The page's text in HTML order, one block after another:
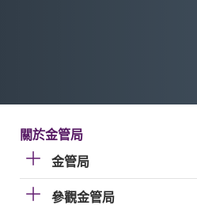
關於金管局
金管局
參觀金管局